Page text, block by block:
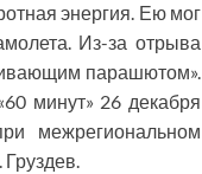
энергия. Ею мог
Из-за отрыва
парашютом».
минут» 26 декабря
межрегиональном